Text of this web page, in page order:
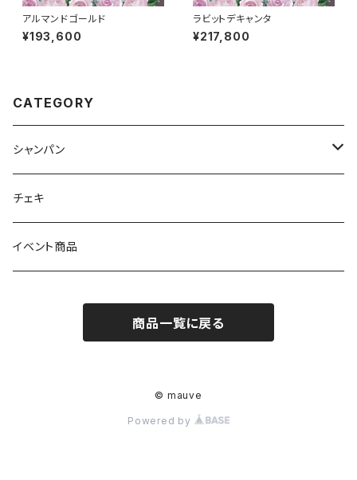
アルマンドゴールド
¥193,600
ラビットデキャンタ
¥217,800
CATEGORY
シャンパン
ノンアルコール
アルコール
チェキ
イベント商品
商品一覧に戻る
© mauve
Powered by